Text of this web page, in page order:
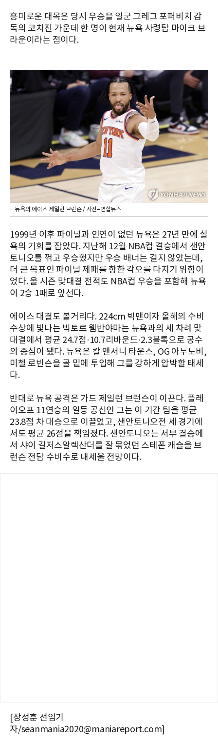
흥미로운 대목은 당시 우승을 일군 그레그 포퍼비치 감
독의 코치진 가운데 한 명이 현재 뉴욕 사령탑 마이크 브
라운이라는 점이다.
뉴욕의 에이스 제일런 브런슨 / 사진=연합뉴스
1999년 이후 파이널과 인연이 없던 뉴욕은 27년 만에 설
욕의 기회를 잡았다. 지난해 12월 NBA컵 결승에서 샌안
토니오를 꺾고 우승했지만 우승 배너는 걸지 않았는데,
더 큰 목표인 파이널 제패를 향한 각오를 다지기 위함이
었다. 올 시즌 맞대결 전적도 NBA컵 우승을 포함해 뉴욕
이 2승 1패로 앞선다.
에이스 대결도 볼거리다. 224cm 빅맨이자 올해의 수비
수상에 빛나는 빅토르 웸반야마는 뉴욕과의 세 차례 맞
대결에서 평균 24.7점·10.7리바운드·2.3블록으로 공수
의 중심이 됐다. 뉴욕은 칼 앤서니 타운스, OG 아누노비,
미첼 로빈슨을 골 밑에 투입해 그를 강하게 압박할 태세
다.
반대로 뉴욕 공격은 가드 제일런 브런슨이 이끈다. 플레
이오프 11연승의 일등 공신인 그는 이 기간 팀을 평균
23.8점 차 대승으로 이끌었고, 샌안토니오전 세 경기에
서도 평균 26점을 책임졌다. 샌안토니오는 서부 결승에
서 샤이 길저스알렉산더를 잘 묶었던 스테폰 캐슬을 브
런슨 전담 수비수로 내세울 전망이다.
[장성훈 선임기
자/seanmania2020@maniareport.com]